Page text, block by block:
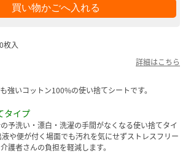
枚入
詳細はこちら
強いコットン100%の使い捨てシートです。
タイプ
予洗い・漂白・洗濯の手間がなくなる使い捨てタイ
や便が付く場面でも汚れを気にせずストレスフリー
護者さんの負担を軽減します。